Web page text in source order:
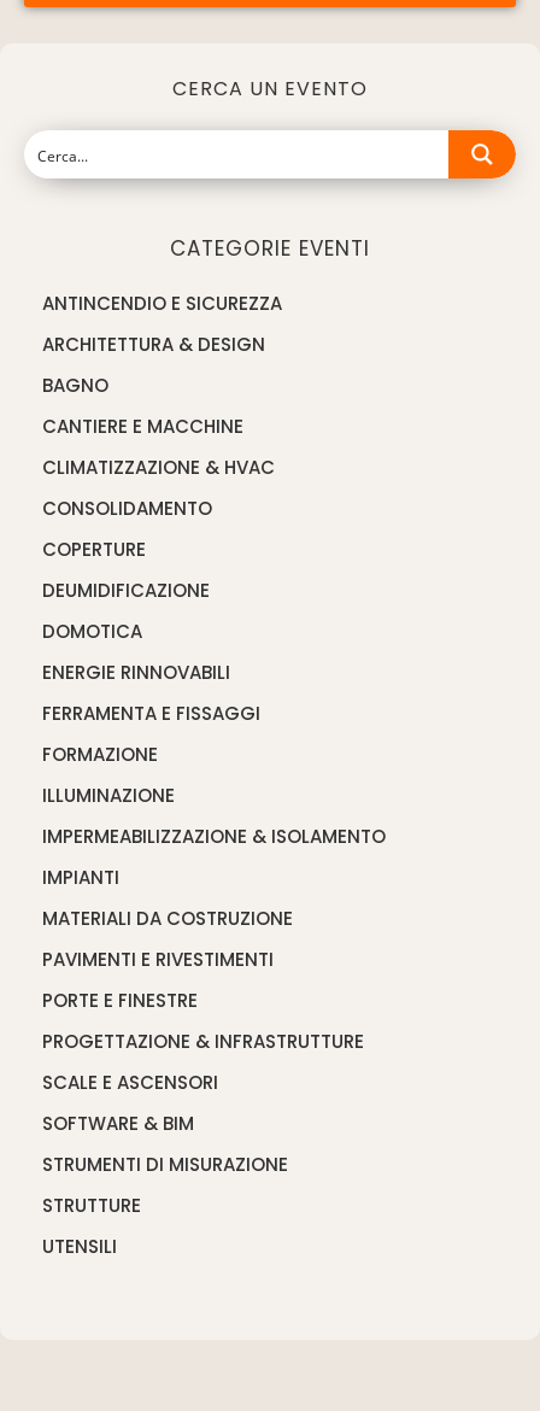
CERCA UN EVENTO
CATEGORIE EVENTI
ANTINCENDIO E SICUREZZA
ARCHITETTURA & DESIGN
BAGNO
CANTIERE E MACCHINE
CLIMATIZZAZIONE & HVAC
CONSOLIDAMENTO
COPERTURE
DEUMIDIFICAZIONE
DOMOTICA
ENERGIE RINNOVABILI
FERRAMENTA E FISSAGGI
FORMAZIONE
ILLUMINAZIONE
IMPERMEABILIZZAZIONE & ISOLAMENTO
IMPIANTI
MATERIALI DA COSTRUZIONE
PAVIMENTI E RIVESTIMENTI
PORTE E FINESTRE
PROGETTAZIONE & INFRASTRUTTURE
SCALE E ASCENSORI
SOFTWARE & BIM
STRUMENTI DI MISURAZIONE
STRUTTURE
UTENSILI